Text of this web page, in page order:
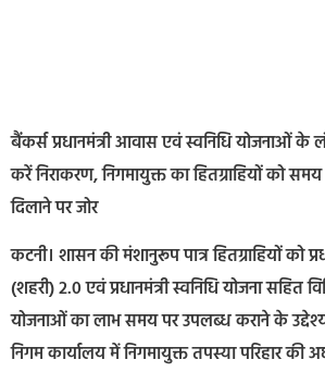
बैंकर्स प्रधानमंत्री आवास एवं स्वनिधि योजनाओं के
करें निराकरण, निगमायुक्त का हितग्राहियों को
दिलाने पर जोर
कटनी। शासन की मंशानुरूप पात्र हितग्राहियों को
(शहरी) 2.0 एवं प्रधानमंत्री स्वनिधि योजना सहित
योजनाओं का लाभ समय पर उपलब्ध कराने के
निगम कार्यालय में निगमायुक्त तपस्या परिहार की